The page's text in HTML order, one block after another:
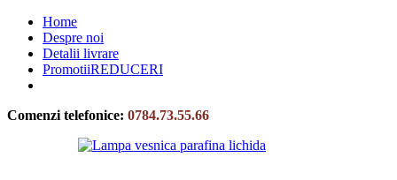
Home
Despre noi
Detalii livrare
PromotiiREDUCERI
Comenzi telefonice: 0784.73.55.66